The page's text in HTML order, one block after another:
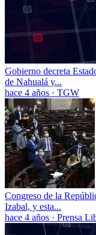
Gobierno decreta
de Nahualá y...
hace 4 años · TGW
Congreso de la
Izabal, y esta...
hace 4 años · Prensa